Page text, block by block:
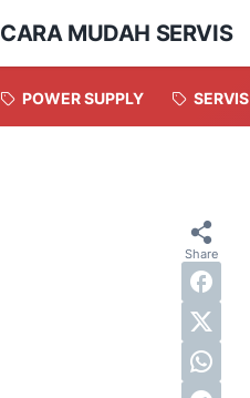
CARA MUDAH SERVIS
POWER SUPPLY SERVIS